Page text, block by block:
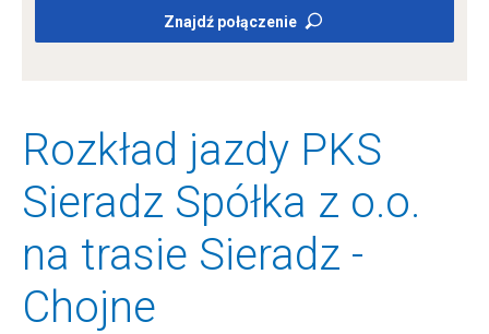
Znajdź połączenie
Rozkład jazdy PKS
Sieradz Spółka z o.o.
na trasie Sieradz -
Chojne